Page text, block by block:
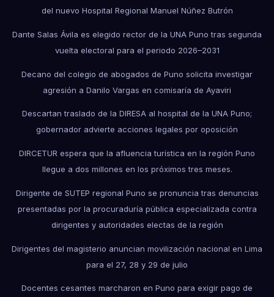
del nuevo Hospital Regional Manuel Núñez Butrón
Dante Salas Ávila es elegido rector de la UNA Puno tras segunda
vuelta electoral para el periodo 2026–2031
Decano del colegio de abogados de Puno solicita investigar
agresión a Danilo Vargas en comisaría de Ayaviri
Descartan traslado de la DIRESA al hospital de la UNA Puno;
gobernador advierte acciones legales por oposición
DIRCETUR espera que la afluencia turística en la región Puno
llegue a dos millones en los próximos tres meses.
Dirigente de SUTEP regional Puno se pronuncia tras denuncias
presentadas por la procuraduría pública especializada contra
dirigentes y autoridades electas de la región
Dirigentes del magisterio anuncian movilización nacional en Lima
para el 27, 28 y 29 de julio
Docentes cesantes marcharon en Puno para exigir pago de